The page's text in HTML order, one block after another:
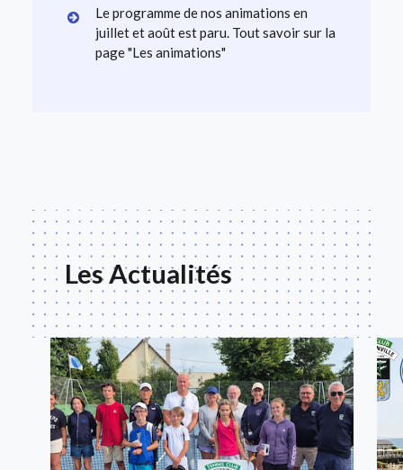
Le programme de nos animations en
juillet et août est paru. Tout savoir sur la
page "Les animations"
Les Actualités